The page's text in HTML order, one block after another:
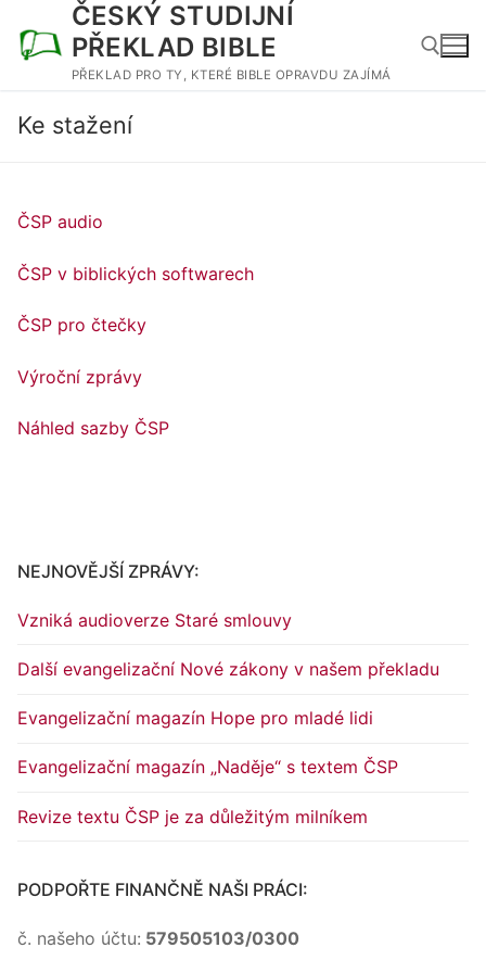
Přeskočit
obsah
ČESKÝ STUDIJNÍ
PŘEKLAD BIBLE
PŘEKLAD PRO TY, KTERÉ BIBLE OPRAVDU ZAJÍMÁ
Ke stažení
ČSP audio
ČSP v biblických softwarech
ČSP pro čtečky
Výroční zprávy
Náhled sazby ČSP
NEJNOVĚJŠÍ ZPRÁVY:
Vzniká audioverze Staré smlouvy
Další evangelizační Nové zákony v našem překladu
Evangelizační magazín Hope pro mladé lidi
Evangelizační magazín „Naděje“ s textem ČSP
Revize textu ČSP je za důležitým milníkem
PODPOŘTE FINANČNĚ NAŠI PRÁCI:
č. našeho účtu: 579505103/0300